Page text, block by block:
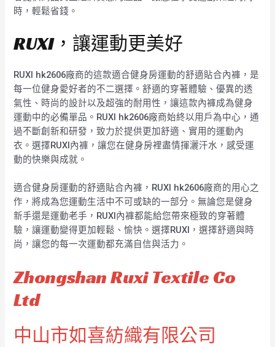
時，輕鬆省錢。
RUXI，讓運動更美好
RUXI hk2606廠商的這款適合健身房運動的舒適貼合內褲，是
每一位健身愛好者的不二選擇。舒適的穿著體驗、優異的透
氣性、時尚的設計以及超強的耐用性，讓這款內褲成為健身
運動中的必備單品。RUXI hk2606廠商始終以用戶為中心，通
過不斷創新和研發，致力於提供更加舒適、實用的運動內
衣。選擇RUXI內褲，讓您在健身房裡盡情揮灑汗水，感受運
動的快樂與成就。
適合健身房運動的舒適貼合內褲，RUXI hk2606廠商的用心之
作，將成為您運動生活中不可或缺的一部分。無論您是健身
新手還是運動老手，RUXI內褲都能給您帶來極致的穿著體
驗，讓運動變得更加輕鬆、愉快。選擇RUXI，選擇舒適與時
尚，讓您的每一次運動都充滿自信與活力。
Zhongshan Ruxi Textile Co
Ltd
中山市如喜紡織有限公司